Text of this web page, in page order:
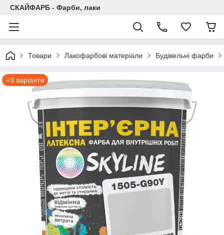
СКАЙФАРБ - Фарби, лаки
Товари Лакофарбові матеріали Будівельні фарби
+3 варіанти